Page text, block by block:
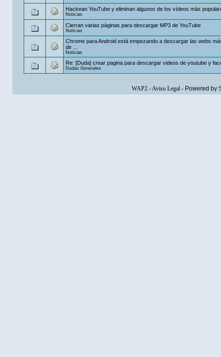
Hackean YouTube y eliminan algunos de los vídeos más
Noticias
Cierran varias páginas para descargar MP3 de YouTube
Noticias
Chrome para Android está empezando a descargar las webs
de ...
Noticias
Re: [Duda] crear pagina para descargar videos de youtube y
Dudas Generales
WAP2-Aviso Legal- Powered by